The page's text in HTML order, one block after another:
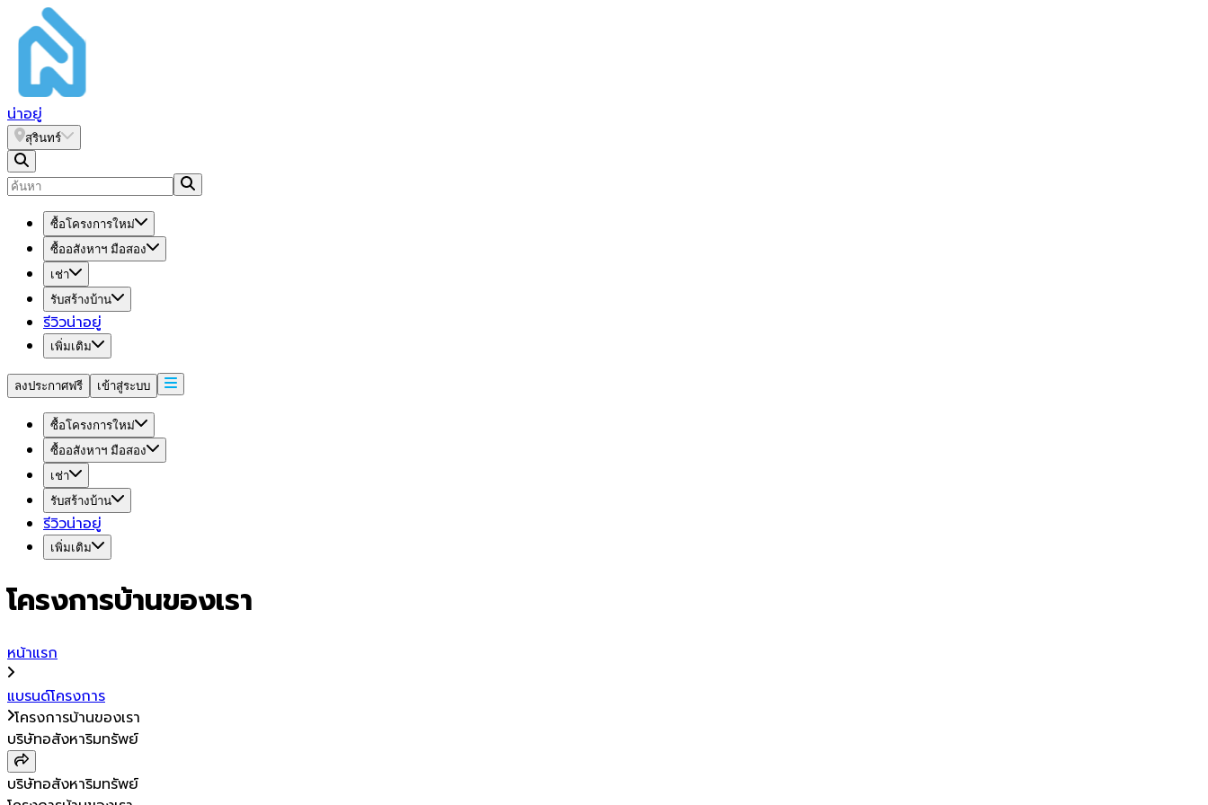
น่าอยู่
สุรินทร์
ซื้อโครงการใหม่
ซื้ออสังหาฯ มือสอง
เช่า
รับสร้างบ้าน
รีวิวน่าอยู่
เพิ่มเติม
ลงประกาศฟรี เข้าสู่ระบบ
ซื้อโครงการใหม่
ซื้ออสังหาฯ มือสอง
เช่า
รับสร้างบ้าน
รีวิวน่าอยู่
เพิ่มเติม
โครงการบ้านของเรา
หน้าแรก
แบรนด์โครงการ
โครงการบ้านของเรา
บริษัทอสังหาริมทรัพย์
บริษัทอสังหาริมทรัพย์